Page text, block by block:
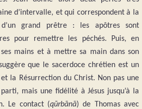
d’intervalle, et qui correspondent à la
d’un grand prêtre : les apôtres sont
pour remettre les péchés. Puis, en
mains et à mettre sa main dans son
que le sacerdoce chrétien est un
la Résurrection du Christ. Non pas une
mais une fidélité à Jésus jusqu’à la
Le contact (qūrbānā) de Thomas avec